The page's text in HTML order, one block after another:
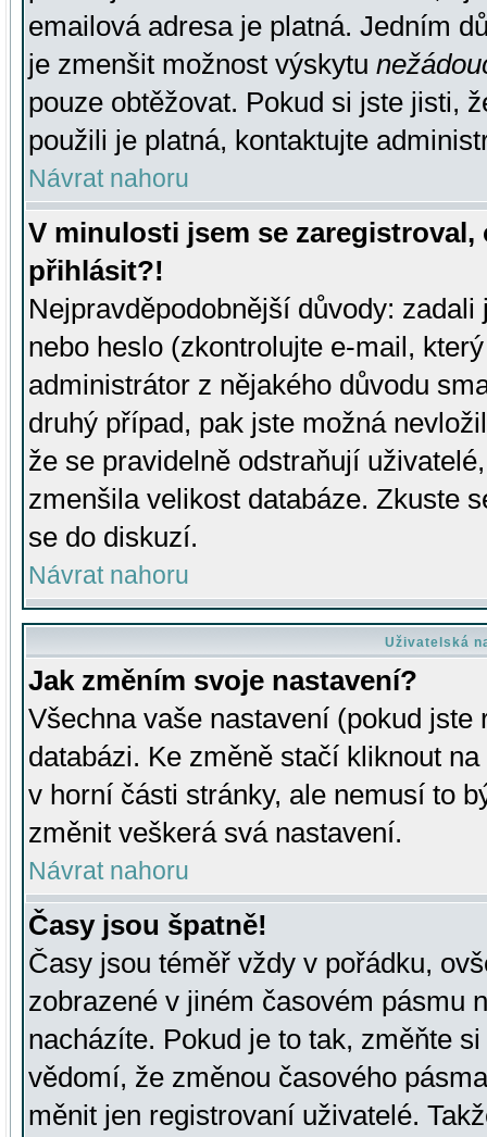
emailová adresa je platná. Jedním
je zmenšit možnost výskytu
pouze obtěžovat. Pokud si jste jisti,
použili je platná, kontaktujte
Návrat nahoru
V minulosti jsem se
přihlásit?!
Nejpravděpodobnější důvody:
nebo heslo (zkontrolujte e-mail,
administrátor z nějakého důvodu
druhý případ, pak jste možná
že se pravidelně odstraňují
zmenšila velikost databáze. Zkuste
se do diskuzí.
Návrat nahoru
Uživatelská
Jak změním svoje nastavení?
Všechna vaše nastavení (pokud
databázi. Ke změně stačí kliknout
v horní části stránky, ale nemusí to
změnit veškerá svá nastavení.
Návrat nahoru
Časy jsou špatně!
Časy jsou téměř vždy v pořádku,
zobrazené v jiném časovém pásmu
nacházíte. Pokud je to tak, změňte
vědomí, že změnou časového
měnit jen registrovaní uživatelé.